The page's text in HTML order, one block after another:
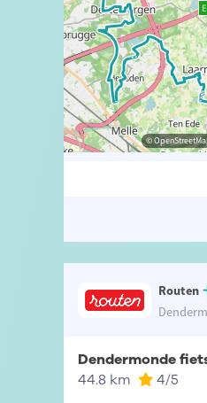
©
Oost-Vlaanderen ©
Routen
Dendermonde
44.8 km 4/5